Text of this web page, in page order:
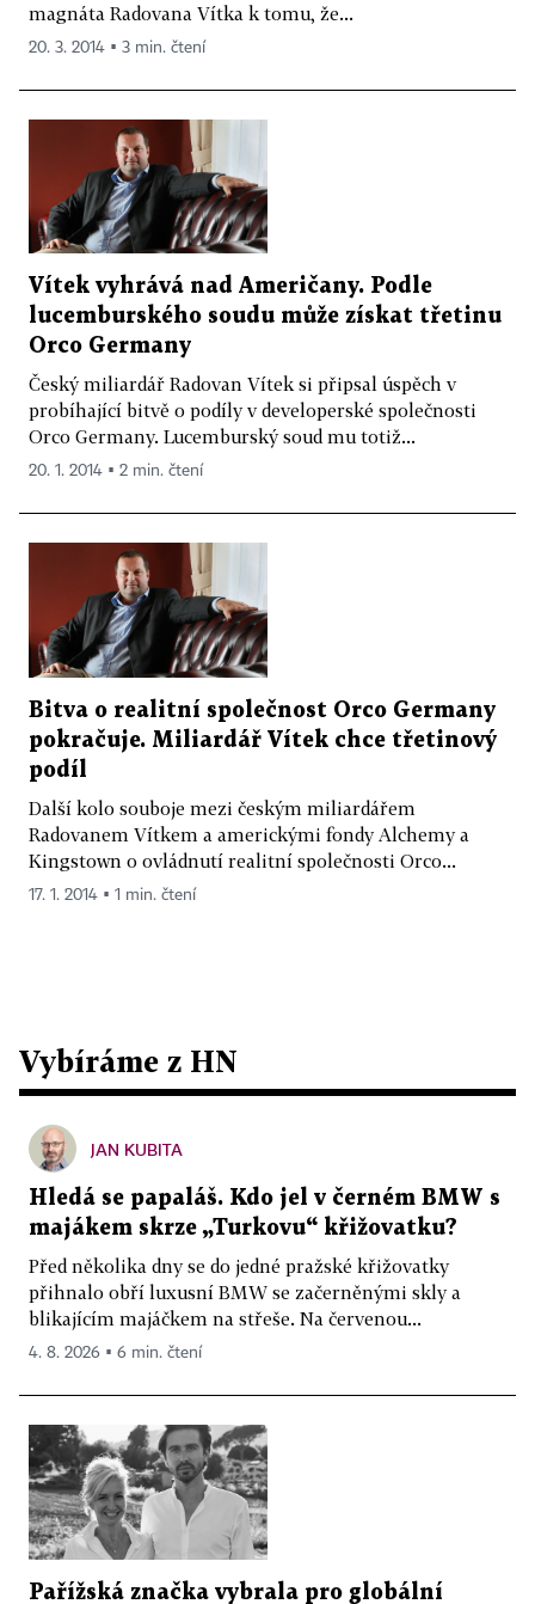
magnáta Radovana Vítka k tomu, že...
20. 3. 2014 ▪ 3 min. čtení
Vítek vyhrává nad Američany. Podle
lucemburského soudu může získat třetinu
Orco Germany
Český miliardář Radovan Vítek si připsal úspěch v
probíhající bitvě o podíly v developerské společnosti
Orco Germany. Lucemburský soud mu totiž...
20. 1. 2014 ▪ 2 min. čtení
Bitva o realitní společnost Orco Germany
pokračuje. Miliardář Vítek chce třetinový
podíl
Další kolo souboje mezi českým miliardářem
Radovanem Vítkem a americkými fondy Alchemy a
Kingstown o ovládnutí realitní společnosti Orco...
17. 1. 2014 ▪ 1 min. čtení
Vybíráme z HN
JAN KUBITA
Hledá se papaláš. Kdo jel v černém BMW s
majákem skrze „Turkovu“ křižovatku?
Před několika dny se do jedné pražské křižovatky
přihnalo obří luxusní BMW se začerněnými skly a
blikajícím majáčkem na střeše. Na červenou...
4. 8. 2026 ▪ 6 min. čtení
Pařížská značka vybrala pro globální